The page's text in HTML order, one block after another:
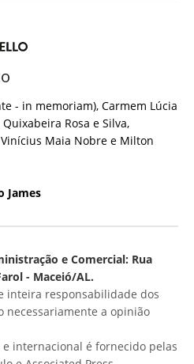
- in memoriam), Carmem Lúcia
Rosa e Silva,
Maia Nobre e Milton
James
e Comercial: Rua
- Maceió/AL.
inteira responsabilidade dos
necessariamente a opinião
internacional é fornecido pelas